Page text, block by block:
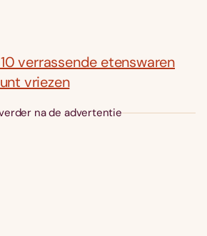
verrassende etenswaren
vriezen
na de advertentie